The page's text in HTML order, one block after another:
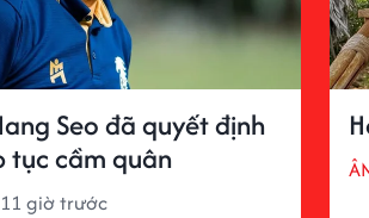
Seo đã quyết định
tục cầm quân
11 giờ trước